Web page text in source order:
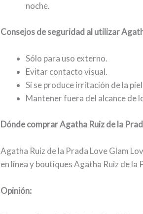
noche.
Consejos de seguridad al utilizar
Sólo para uso externo.
Evitar contacto visual.
Si se produce irritación de la
Mantener fuera del alcance de
Dónde comprar Agatha Ruiz de la
Agatha Ruiz de la Prada Love Glam
en línea y boutiques Agatha Ruiz de la
Opinión: